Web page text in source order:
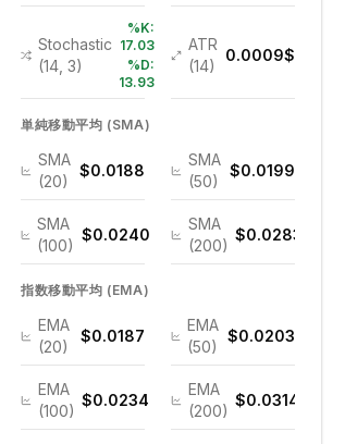
Stochastic
(14, 3)
%K:
17.03
%D:
13.93
ATR
(14)
0.0009$
単純移動平均 (SMA)
SMA
(20)
$0.0188
SMA
(50)
$0.0199
SMA
(100)
$0.0240
SMA
(200)
$0.0283
指数移動平均 (EMA)
EMA
(20)
$0.0187
EMA
(50)
$0.0203
EMA
(100)
$0.0234
EMA
(200)
$0.0314